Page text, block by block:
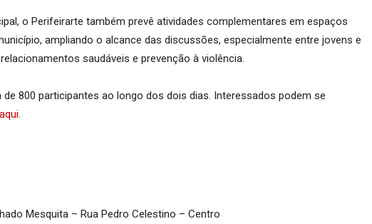
o Perifeirarte também prevê atividades complementares em espaços
ampliando o alcance das discussões, especialmente entre jovens e
saudáveis e prevenção à violência.
de 800 participantes ao longo dos dois dias. Interessados podem se
Mesquita – Rua Pedro Celestino – Centro